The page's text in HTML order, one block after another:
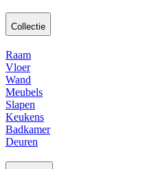
Collectie
Raam
Vloer
Wand
Meubels
Slapen
Keukens
Badkamer
Deuren